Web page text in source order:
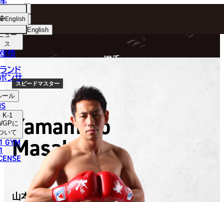
English
中文（简体）
中文（繁體）
ไทย
العربية
ョッ
プ
ュー
ス
情
ンド
ンサ
ール
K-1
に
いて
GYM
English
選手
スピードマスター
Yamamoto
Masahiro
山本 真弘